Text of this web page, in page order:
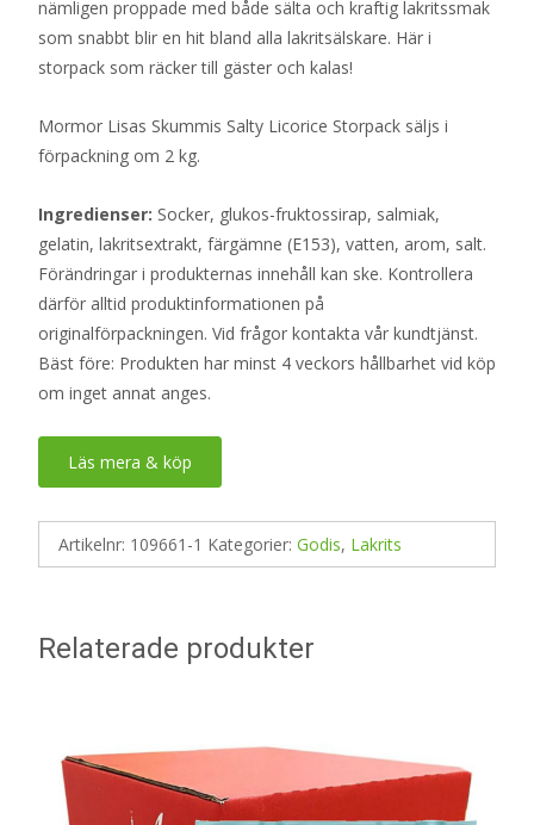
nämligen proppade med både sälta och kraftig lakritssmak
som snabbt blir en hit bland alla lakritsälskare. Här i
storpack som räcker till gäster och kalas!
Mormor Lisas Skummis Salty Licorice Storpack säljs i
förpackning om 2 kg.
Ingredienser: Socker, glukos-fruktossirap, salmiak,
gelatin, lakritsextrakt, färgämne (E153), vatten, arom, salt.
Förändringar i produkternas innehåll kan ske. Kontrollera
därför alltid produktinformationen på
originalförpackningen. Vid frågor kontakta vår kundtjänst.
Bäst före: Produkten har minst 4 veckors hållbarhet vid köp
om inget annat anges.
Läs mera & köp
Artikelnr: 109661-1 Kategorier: Godis, Lakrits
Relaterade produkter